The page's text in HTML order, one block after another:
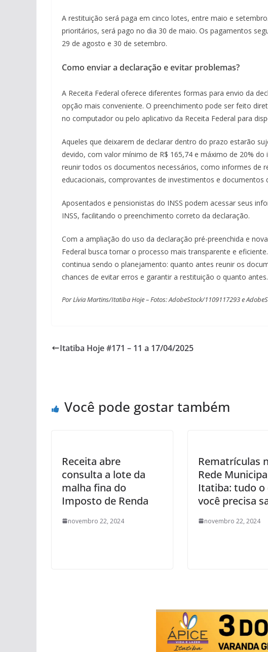
A restituição será paga em cinco lotes, entre maio e
prioritários, será pago no dia 30 de maio. Os pagamentos
29 de agosto e 30 de setembro.
Como enviar a declaração e evitar problemas?
A Receita Federal oferece diferentes formas para envio da
opção mais conveniente. O preenchimento pode ser feito
no computador ou pelo aplicativo da Receita Federal para
Aqueles que deixarem de declarar dentro do prazo estarão
devido, com valor mínimo de R$ 165,74 e máximo de 20%
reunir todos os documentos necessários, como informes de
educacionais, comprovantes de investimentos e documentos
Aposentados e pensionistas do INSS podem acessar seus
INSS, facilitando o preenchimento correto da declaração.
Com a ampliação do uso da declaração pré-preenchida e
Federal busca tornar o processo mais transparente e
continua sendo o planejamento: quanto antes reunir os
chances de evitar erros e garantir a restituição o quanto antes.
Por Lívia Martins/Itatiba Hoje – Fotos: AdobeStock/1109117293 e
Itatiba Hoje #171 – 11 a 17/04/2025
Você pode gostar também
Receita abre
consulta a lote da
malha fina do
Imposto de Renda
novembro 22, 2024
Rematrículas
Rede
Itatiba: tudo o
você precisa
novembro 22, 2024